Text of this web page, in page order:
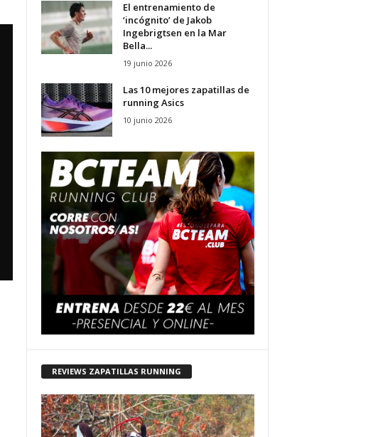
El entrenamiento de
‘incógnito’ de Jakob
Ingebrigtsen en la Mar
Bella...
19 junio 2026
Las 10 mejores zapatillas de
running Asics
10 junio 2026
REVIEWS ZAPATILLAS RUNNING